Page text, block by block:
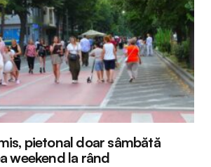
pietonal doar sâmbătă
weekend la rând